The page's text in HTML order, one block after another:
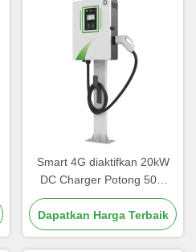
Smart 4G diaktifkan 20kW
DC Charger Potong 50%
Downtime Melalui OCPP
1.6J Diagnostics
Dapatkan Harga Terbaik